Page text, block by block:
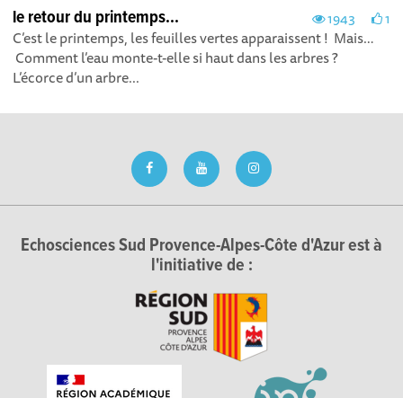
1943 1
le retour du printemps...
C’est le printemps, les feuilles vertes apparaissent ! Mais…
Comment l’eau monte-t-elle si haut dans les arbres ?
L’écorce d’un arbre...
Echosciences Sud Provence-Alpes-Côte d'Azur est à
l'initiative de :